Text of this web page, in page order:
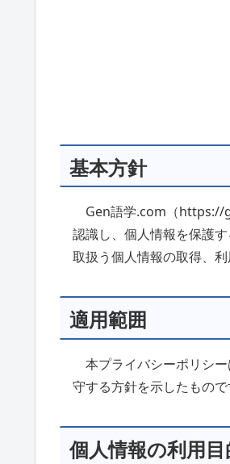
基本方針
Gen語学.com（https://
認識し、個人情報を保護
取扱う個人情報の取得、利
適用範囲
本プライバシーポリシ
守する方針を示したもので
個人情報の利用目